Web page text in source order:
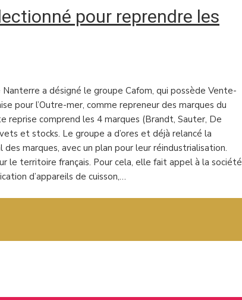
pour reprendre les
a désigné le groupe Cafom, qui possède Vente-
pour l’Outre-mer, comme repreneur des marques du
reprise comprend les 4 marques (Brandt, Sauter, De
et stocks. Le groupe a d’ores et déjà relancé la
marques, avec un plan pour leur réindustrialisation.
le territoire français. Pour cela, elle fait appel à la société
d’appareils de cuisson,…